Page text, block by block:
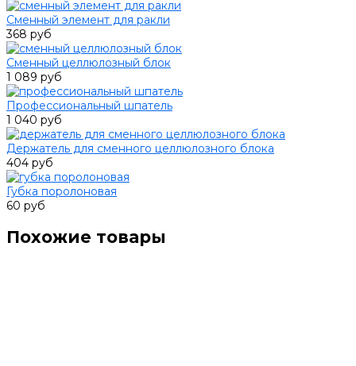
Сменный элемент для ракли
368 руб
Сменный целлюлозный блок
1 089 руб
Профессиональный шпатель
1 040 руб
Держатель для сменного целлюлозного блока
404 руб
Губка поролоновая
60 руб
Похожие товары